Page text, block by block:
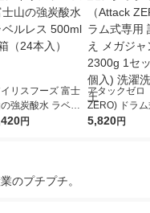
リスフーズ 富士
強炭酸水 ラベル
500ml 1箱（24
円
アタックゼロ
ZERO) ドラ
詰め替え メガ
5,820円
のプチプチ。